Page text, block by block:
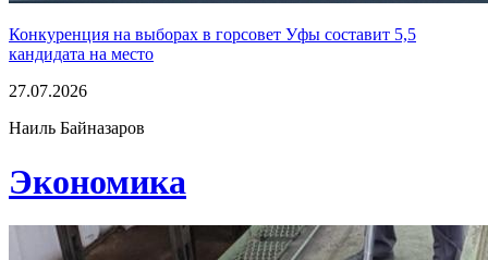
Конкуренция на выборах в горсовет Уфы составит 5,5
кандидата на место
27.07.2026
Наиль Байназаров
Экономика